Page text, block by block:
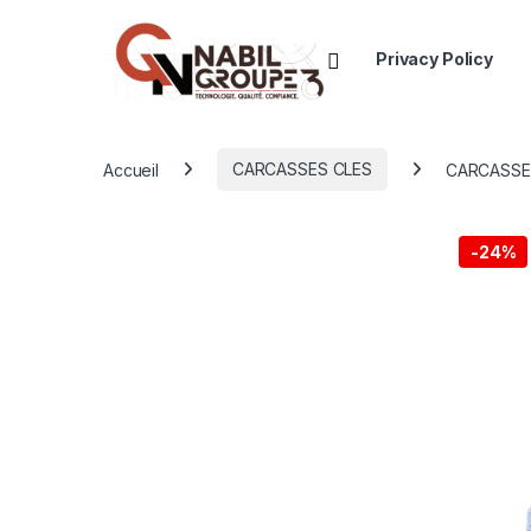
Open Privacy Policy
Accueil CARCASSES CLES
-24%